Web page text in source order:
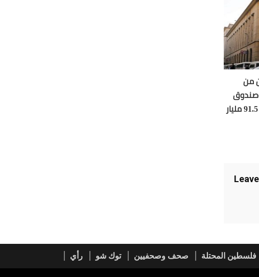
من
وصندوق
النقد يتوقع ارتفاع الديون إلى 91.5 مليار
فلسطين المحتلة صحف وصحفيين توك شو رأي